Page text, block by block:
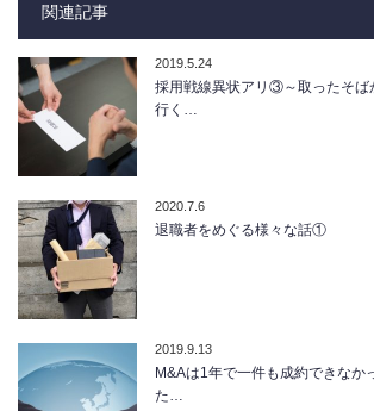
関連記事
2019.5.24
採用戦線異状アリ③～取ったそば
行く…
2020.7.6
退職者をめぐる様々な話①
2019.9.13
M&Aは1年で一件も成約できなか
た…